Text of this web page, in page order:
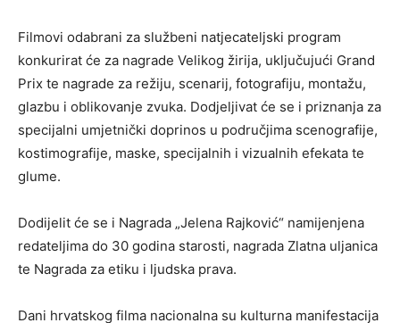
Filmovi odabrani za službeni natjecateljski program
konkurirat će za nagrade Velikog žirija, uključujući Grand
Prix te nagrade za režiju, scenarij, fotografiju, montažu,
glazbu i oblikovanje zvuka. Dodjeljivat će se i priznanja za
specijalni umjetnički doprinos u područjima scenografije,
kostimografije, maske, specijalnih i vizualnih efekata te
glume.
Dodijelit će se i Nagrada „Jelena Rajković“ namijenjena
redateljima do 30 godina starosti, nagrada Zlatna uljanica
te Nagrada za etiku i ljudska prava.
Dani hrvatskog filma nacionalna su kulturna manifestacija